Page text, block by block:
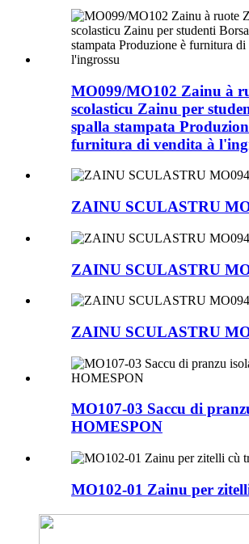
MO099/MO102 Zainu à
scolasticu Zainu per
spalla stampata
furnitura di vendita à
ZAINU SCULASTRU
ZAINU SCULASTRU
ZAINU SCULASTRU
MO107-03 Saccu di
HOMESPON
MO102-01 Zainu per